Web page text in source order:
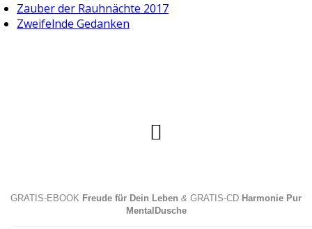
Zauber der Rauhnächte 2017
Zweifelnde Gedanken
GRATIS-EBOOK Freude für Dein Leben & GRATIS-CD Harmonie Pur
MentalDusche